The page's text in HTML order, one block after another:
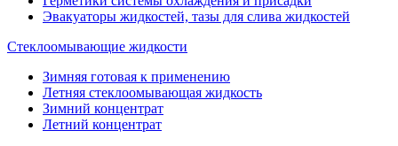
Эвакуаторы жидкостей, тазы для слива жидкостей
Стеклоомывающие жидкости
Зимняя готовая к применению
Летняя стеклоомывающая жидкость
Зимний концентрат
Летний концентрат